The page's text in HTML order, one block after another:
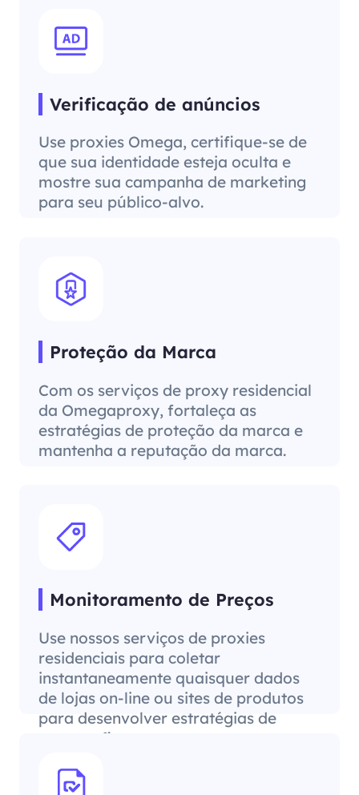
Verificação de anúncios
Use proxies Omega, certifique-se de
que sua identidade esteja oculta e
mostre sua campanha de marketing
para seu público-alvo.
Proteção da Marca
Com os serviços de proxy residencial
da Omegaproxy, fortaleça as
estratégias de proteção da marca e
mantenha a reputação da marca.
Monitoramento de Preços
Use nossos serviços de proxies
residenciais para coletar
instantaneamente quaisquer dados
de lojas on-line ou sites de produtos
para desenvolver estratégias de
preços eficazes.